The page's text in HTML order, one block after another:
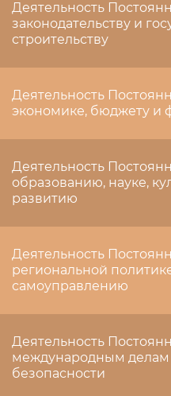
Деятельность
законодательству и
строительству
Деятельность
экономике, бюджету и
Деятельность
образованию, науке,
развитию
Деятельность
региональной
самоуправлению
Деятельность
международным делам
безопасности